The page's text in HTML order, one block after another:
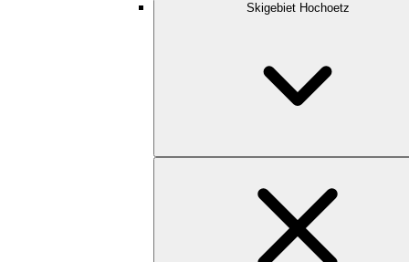
Skigebiet Hochoetz